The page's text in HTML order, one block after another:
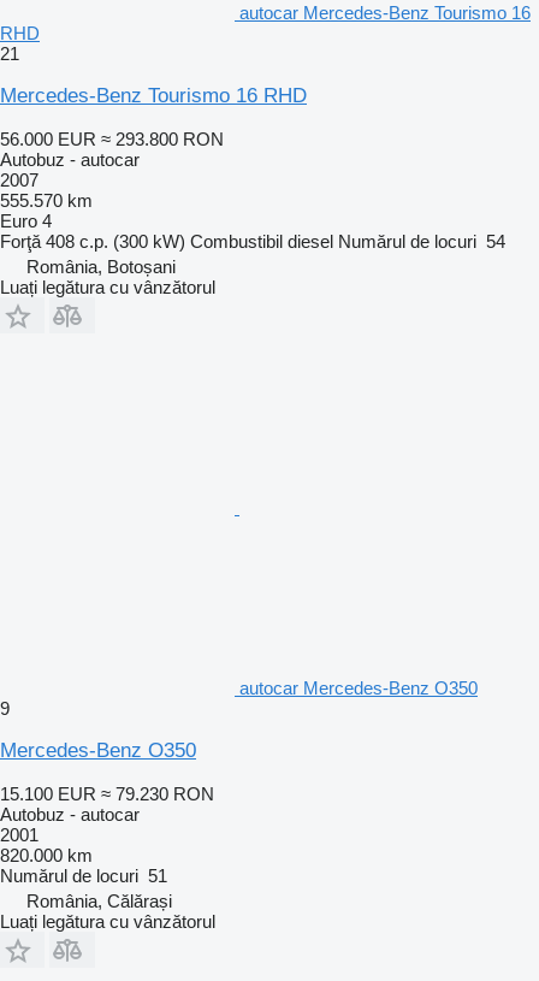
autocar Mercedes-Benz Tourismo 16
RHD
21
Mercedes-Benz Tourismo 16 RHD
56.000 EUR ≈ 293.800 RON
Autobuz - autocar
2007
555.570 km
Euro 4
Forţă 408 c.p. (300 kW) Combustibil diesel Numărul de locuri 54
România, Botoșani
Luați legătura cu vânzătorul
autocar Mercedes-Benz O350
9
Mercedes-Benz O350
15.100 EUR ≈ 79.230 RON
Autobuz - autocar
2001
820.000 km
Numărul de locuri 51
România, Călărași
Luați legătura cu vânzătorul